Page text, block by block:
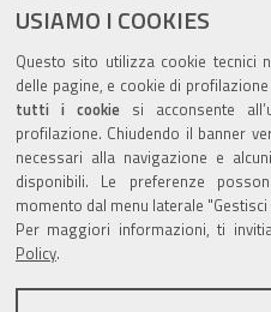
USIAMO I COOKIES
Questo sito utilizza cookie tecnici
delle pagine, e cookie di
tutti i cookiesi acconsente
profilazione. Chiudendo il banner
necessari alla navigazione e
disponibili. Le preferenze
momento dal menu laterale
Per maggiori informazioni, ti
Policy.
documento
pubblicato il22/12/
ultima modifica22/12/